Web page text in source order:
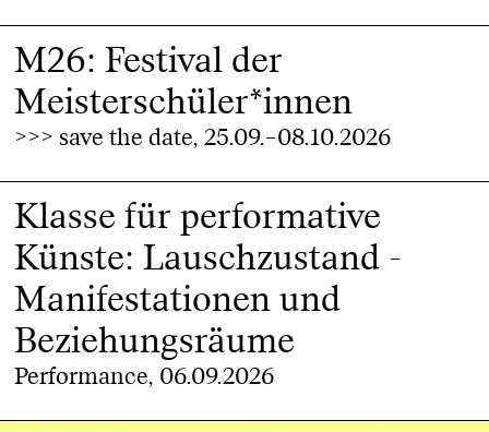
M26: Festival der
Meisterschüler*innen
>>> save the date, 25.09.–08.10.2026
Klasse für performative
Künste: Lauschzustand -
Manifestationen und
Beziehungsräume
Performance, 06.09.2026